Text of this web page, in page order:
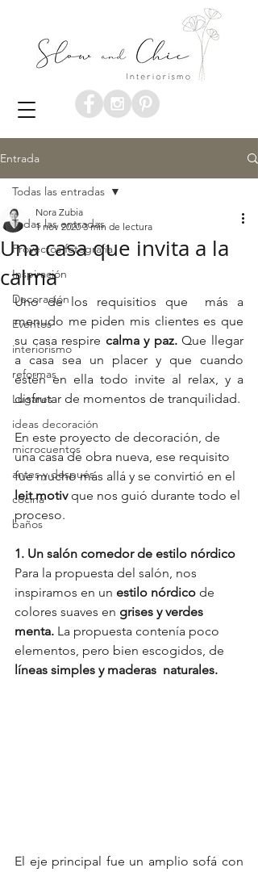
Entrada
Todas las entradas
Proyectos fotografía
Inspiración
Decoración
Eventos
interiorismo
reformas
Lugares
ideas decoración
microcuentos
antes y después
cocina
baños
Todas las entradas
Una casa que invita a la
calma
Nora Zubia
1 nov 2020 3 min de lectura
Uno de los requisitios que  más a
menudo me piden mis clientes es que
su casa respire calma y paz. Que llegar
a casa sea un placer y que cuando
estén en ella todo invite al relax, y a
disfrutar de momentos de tranquilidad.
En este proyecto de decoración, de
una casa de obra nueva, ese requisito
fue mucho más allá y se convirtió en el
leit motiv que nos guió durante todo el
proceso.
1. Un salón comedor de estilo nórdico
Para la propuesta del salón, nos
inspiramos en un estilo nórdico de
colores suaves en grises y verdes
menta. La propuesta contenía poco
elementos, pero bien escogidos, de
líneas simples y maderas  naturales.
El eje principal fue un amplio sofá con